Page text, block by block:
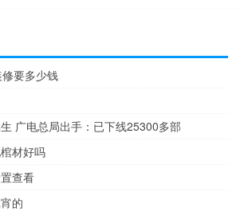
要多少钱
广电总局出手：已下线25300多部
材好吗
查看
的